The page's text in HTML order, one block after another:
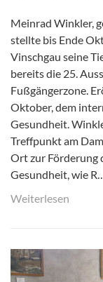
Meinrad Winkler,
stellte bis Ende
Vinschgau seine
bereits die 25.
Fußgängerzone.
Oktober, dem
Gesundheit.
Treffpunkt am
Ort zur Förderung
Gesundheit, wie R…
Weiterlesen